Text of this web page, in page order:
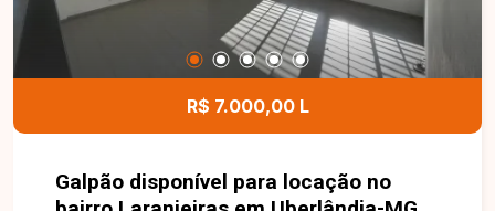
bem localizado, com condomínio completo e
ótimo custo-benefício. Entre em contato e
agende sua visita!
R$ 7.000,00 L
Galpão disponível para locação no